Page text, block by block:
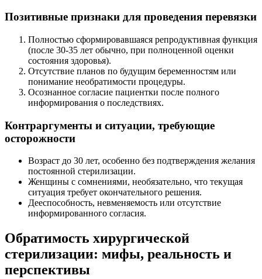
Позитивные признаки для проведения перевязки
Полностью сформировавшаяся репродуктивная функция
(после 30-35 лет обычно, при полноценной оценки
состояния здоровья).
Отсутствие планов по будущим беременностям или
понимание необратимости процедуры.
Осознанное согласие пациентки после полного
информирования о последствиях.
Контраргументы и ситуации, требующие
осторожности
Возраст до 30 лет, особенно без подтверждения желания
постоянной стерилизации.
Женщины с сомнениями, необязательно, что текущая
ситуация требует окончательного решения.
Дееспособность, невменяемость или отсутствие
информированного согласия.
Обратимость хирургической
стерилизации: мифы, реальность и
перспективы